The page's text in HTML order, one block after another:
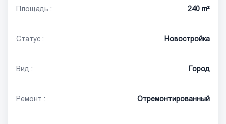
Площадь : 240 m²
Статус : Новостройка
Вид : Город
Ремонт : Отремонтированный